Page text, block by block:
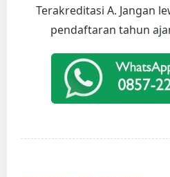
Terakreditasi A. Jangan
pendaftaran tahun